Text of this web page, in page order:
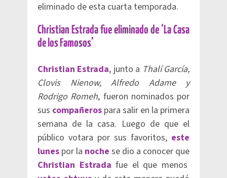
eliminado de esta cuarta temporada.
Christian Estrada fue eliminado de ‘La Casa
de los Famosos’
Christian Estrada, junto a Thalí García,
Clovis Nienow, Alfredo Adame y
Rodrigo Romeh, fueron nominados por
sus compañeros para salir en la primera
semana de la casa. Luego de que el
público votara por sus favoritos, este
lunes por la noche se dio a conocer que
Christian Estrada fue el que menos